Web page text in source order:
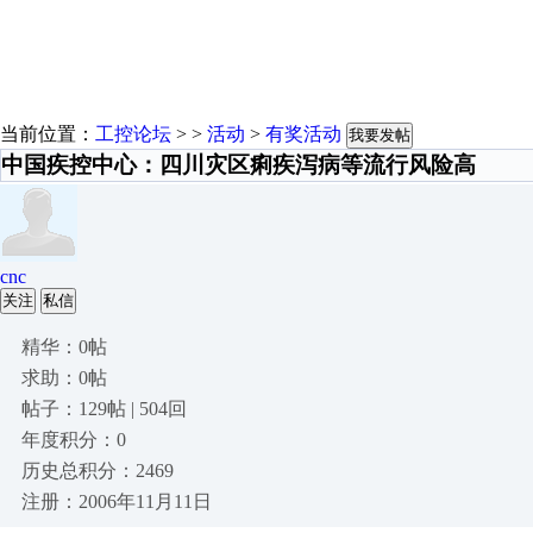
当前位置： 工控论坛 > > 活动 > 有奖活动 我要发帖
中国疾控中心：四川灾区痢疾泻病等流行风险高
cnc
关注 私信
精华：0帖
求助：0帖
帖子：129帖 | 504回
年度积分：0
历史总积分：2469
注册：2006年11月11日